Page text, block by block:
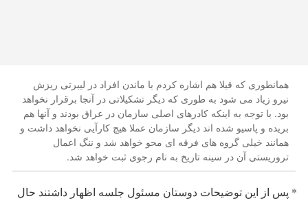
همانطوری که قبلا هم اشاره کردم با ماندن افراد در لیبرتی ریزش
نیرو زیاد می شود به طوری که دیگر تشکیلاتی در آنجا برقرار نخواهد
بود. با توجه به اینکه کادرهای اصلی سازمان در عراق بودند و آنها هم
بریده و پاسیو شده اند دیگر سازمان عملا هیچ کارآیی نخواهد داشت و
همانند خیلی گروه های فرقه ای محو خواهد شد و ننگ اعمال
تروریستی آن در سینه تاریخ به نام رجوی ثبت خواهد شد.
* پس از این توضیحات دوستان مسئول جلسه اظهار داشتند حال